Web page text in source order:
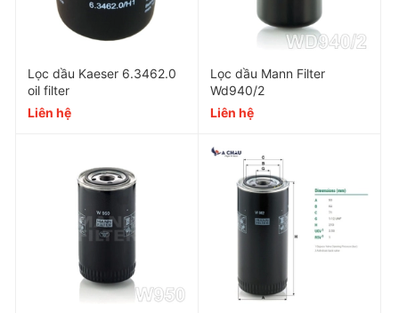
Thông số kỹ thuật của Lọc dầu
máy nén khí Mann Filter
W950/13
Sử dụng cho
Lọc dầu Kaeser 6.3462.0
oil filter
Liên hệ
Lọc dầu Mann Filter
Wd940/2
Liên hệ